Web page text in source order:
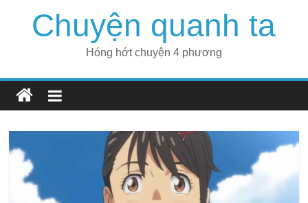
Chuyện quanh ta
Hóng hớt chuyện 4 phương